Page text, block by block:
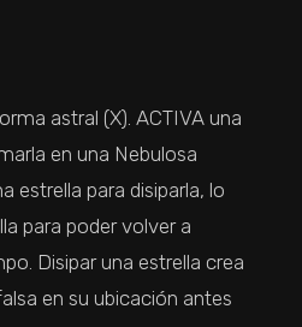
astral (X). ACTIVA una
en una Nebulosa
estrella para disiparla, lo
para poder volver a
Disipar una estrella crea
en su ubicación antes